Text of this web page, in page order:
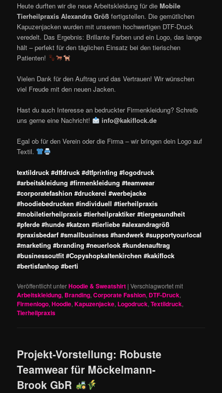
Heute durften wir die neue Arbeitskleidung für dieMobile
Tierheilpraxis Alexandra Größ fertigstellen. Die gemütlichen
Kapuzenjacken wurden mit unserem hochwertigen DTF-Druck
veredelt. Das Ergebnis: Brillante Farben und ein Logo, das lange
hält – perfekt für den täglichen Einsatz bei den tierischen
Patienten!
Vielen Dank für den Auftrag und das Vertrauen! Wir wünschen
viel Freude mit den neuen Jacken.
Hast du auch Interesse an bedruckter Firmenkleidung? Schreib
uns gerne eine Nachricht!
info@kakiflock.de
Egal ob für den Verein oder die Firma – wir bringen dein Logo auf
Textil.
textildruck #dtfdruck #dtfprinting #logodruck
#arbeitskleidung #firmenkleidung #teamwear
#corporatefashion #druckerei #werbejacke
#hoodiebedrucken #individuell #tierheilpraxis
#mobiletierheilpraxis #tierheilpraktiker #tiergesundheit
#pferde #hunde #katzen #tierliebe #alexandragröß
#praxisbedarf #smallbusiness #handwerk #supportyourlocal
#marketing #branding #neuerlook #kundenauftrag
#businessoutfit #Copyshopkaltenkirchen #kakiflock
#bertisfanhop #berti
Veröffentlicht unterHoodie & Sweatshirt |Verschlagwortet mit
Arbeitskleidung, Branding,Corporate Fashion, DTF-Druck,
Firmenlogo,Hoodie,Kapuzenjacke, Logodruck,Textildruck,
Tierheilpraxis
Projekt-Vorstellung: Robuste
Teamwear für Möckelmann-
Brook GbR